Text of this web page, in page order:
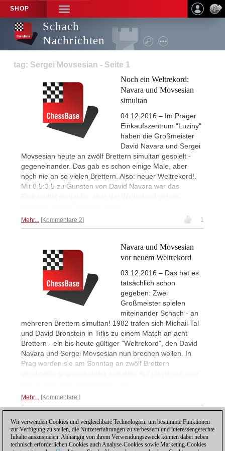
SHOP
TOGGLE
NAVIGATION
Schach
Nachrichten
tag: Sergei Movsesian - Seite 1
Noch ein Weltrekord:
Navara und Movsesian
simultan
04.12.2016 – Im Prager
Einkaufszentrum "Luziny"
haben die Großmeister
David Navara und Sergei
Movsesian heute an zwölf Brettern simultan gespielt -
gegeneinander. Das gab es schon einige Male, aber
noch nie an so vielen Brettern. Also: neuer Weltrekord!.
Mit 8,5:3,5 zu Gunsten von David Navara war das
Mehr... Kommentare 2 1
Navara und Movsesian
vor neuem Weltrekord
03.12.2016 – Das hat es
tatsächlich schon
gegeben: Zwei
Großmeister spielen
miteinander Schach - an
mehreren Brettern simultan! 1982 trafen sich Michail Tal
und David Bronstein in Tiflis zu einem Match an acht
Brettern - ein bis heute gültiger "Weltrekord", den David
Navara und Sergei Movsesian nun brechen wollen. In
Prag werden sie am Sonntag an zwölf Brettern
Mehr... Kommentare
1
Wir verwenden Cookies und vergleichbare Technologien, um bestimmte Funktionen
zur Verfügung zu stellen, die Nutzererfahrungen zu verbessern und interessengerechte
Inhalte auszuspielen. Abhängig von ihrem Verwendungszweck können dabei neben
technisch erforderlichen Cookies auch Analyse-Cookies sowie Marketing-Cookies